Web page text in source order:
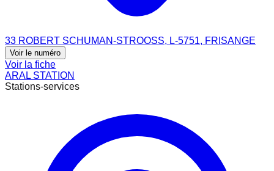
33 ROBERT SCHUMAN-STROOSS, L-5751, FRISANGE
Voir le numéro
Voir la fiche
ARAL STATION
Stations-services